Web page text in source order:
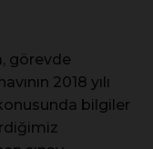
görevde
2018 yılı
bilgiler